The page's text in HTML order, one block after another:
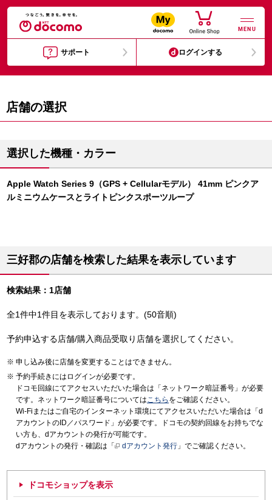
MENU
サポート ログインする
店舗の選択
選択した機種・カラー
Apple Watch Series 9（GPS + Cellularモデル） 41mm ピンクア
ルミニウムケースとライトピンクスポーツループ
三好郡の店舗を検索した結果を表示しています
検索結果：1店舗
全1件中1件目を表示しております。(50音順)
予約申込する店舗/購入商品受取り店舗を選択してください。
申し込み後に店舗を変更することはできません。
予約手続きにはログインが必要です。
ドコモ回線にてアクセスいただいた場合は「ネットワーク暗証番号」が必要
です。ネットワーク暗証番号についてはこちら をご確認ください。
Wi-Fiまたはご自宅のインターネット環境にてアクセスいただいた場合は「d
アカウントのID／パスワード」が必要です。ドコモの契約回線をお持ちでな
い方も、dアカウントの発行が可能です。
dアカウントの発行・確認は「
dアカウント発行 」でご確認ください。
ドコモショップを表示